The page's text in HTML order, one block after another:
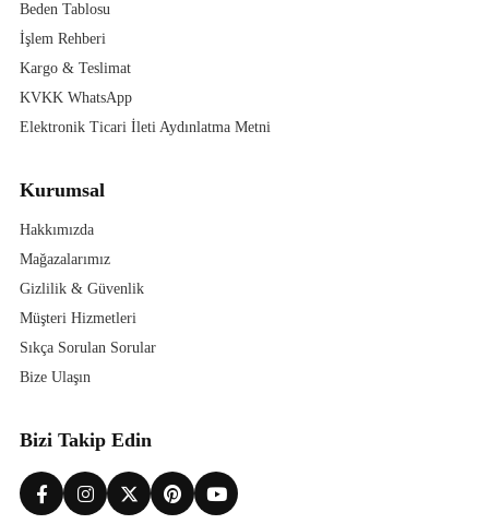
Beden Tablosu
İşlem Rehberi
Kargo & Teslimat
KVKK WhatsApp
Elektronik Ticari İleti Aydınlatma Metni
Kurumsal
Hakkımızda
Mağazalarımız
Gizlilik & Güvenlik
Müşteri Hizmetleri
Sıkça Sorulan Sorular
Bize Ulaşın
Bizi Takip Edin